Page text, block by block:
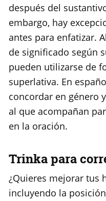
después del
embargo, hay
antes para enfatizar.
de significado según
pueden utilizarse de
superlativa. En
concordar en género
al que acompañan
en la oración.
Trinka para
¿Quieres mejorar tus
incluyendo la